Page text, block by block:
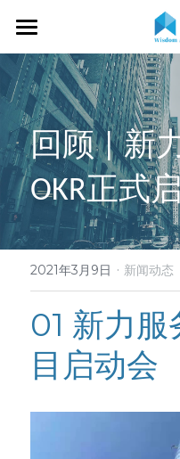
首页
关于我们
关于我们
OKR专家
战略伙伴
客户见证
专业服务
OKR服务体系
OKR系统落地陪
OKR战略解码
OKR工作坊/定制
OKR教练认证/训战
OKR教练认证
了解COC
OKR证书查询
学习资源
专家视频
专业书籍
在线课程
新闻动态
搜索
现在预约
回顾 | 新
OKR正式
2021年3月9日 · 新闻动态
01 新力
目启动会